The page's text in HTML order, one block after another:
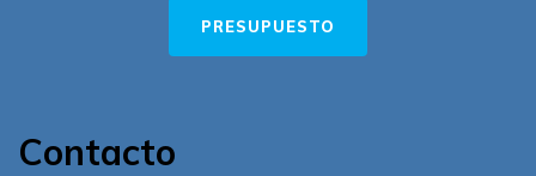
PRESUPUESTO
Contacto